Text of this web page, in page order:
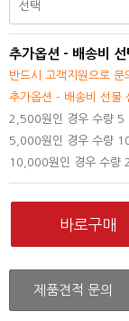
추가옵션 - 배송비
반드시 고객지원으로
추가옵션 - 배송비 선불
2,500원인 경우 수량 5
5,000원인 경우 수량
10,000원인 경우 수량
제품견적 문의